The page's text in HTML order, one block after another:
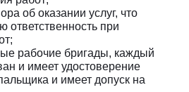
об оказании услуг, что
ответственность при
рабочие бригады, каждый
и имеет удостоверение
и имеет допуск на